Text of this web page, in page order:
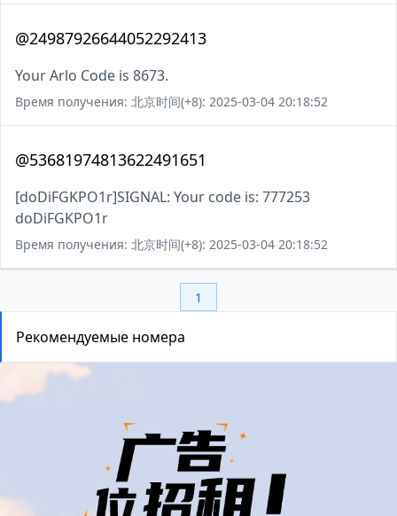
@24987926644052292413
Your Arlo Code is 8673.
Время получения: 北京时间(+8): 2025-03-04 20:18:52
@53681974813622491651
[doDiFGKPO1r]SIGNAL: Your code is: 777253
doDiFGKPO1r
Время получения: 北京时间(+8): 2025-03-04 20:18:52
1
Рекомендуемые номера